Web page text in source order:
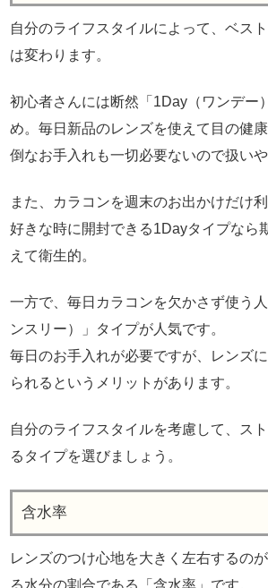
自分のライフスタイルによって、ベス
は変わります。
初心者さんには断然「1Day（ワンデー
め。毎日新品のレンズを使えて目の健
倒なお手入れも一切必要ないので扱いや
また、カラコンを週末のお出かけだけ
好きな時に開封できる1Dayタイプなら
えて衛生的。
一方で、毎日カラコンを欠かさず使う
ンスリー）」タイプが人気です。
毎日のお手入れが必要ですが、レンズ
られるというメリットがあります。
自分のライフスタイルを考慮して、ス
るタイプを選びましょう。
含水率
レンズのつけ心地を大きく左右するの
る水分の割合である「含水率」です。